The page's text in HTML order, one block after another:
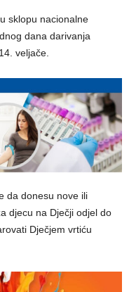
sklopu nacionalne
dana darivanja
veljače.
da donesu nove ili
djecu na Dječji odjel do
Dječjem vrtiću